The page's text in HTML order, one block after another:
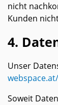
nicht
Kunden
4.
Unser
Soweit